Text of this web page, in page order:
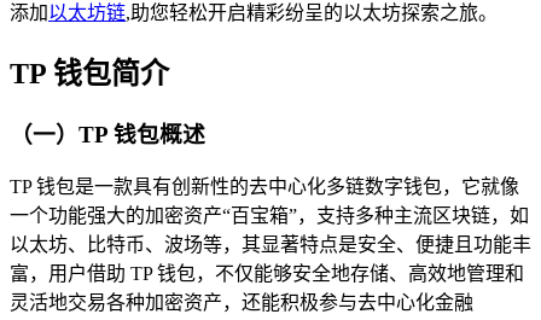
添加以太坊链,助您轻松开启精彩纷呈的以太坊探索之旅。
TP 钱包简介
（一）TP 钱包概述
TP 钱包是一款具有创新性的去中心化多链数字钱包，它就像
一个功能强大的加密资产“百宝箱”，支持多种主流区块链，如
以太坊、比特币、波场等，其显著特点是安全、便捷且功能丰
富，用户借助 TP 钱包，不仅能够安全地存储、高效地管理和
灵活地交易各种加密资产，还能积极参与去中心化金融